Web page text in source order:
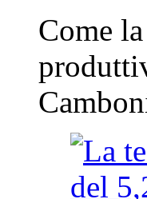
Come